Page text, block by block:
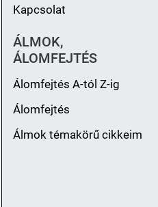
Kapcsolat
ÁLMOK,
ÁLOMFEJTÉS
Álomfejtés A-tól Z-ig
Álomfejtés
Álmok témakörű cikkeim